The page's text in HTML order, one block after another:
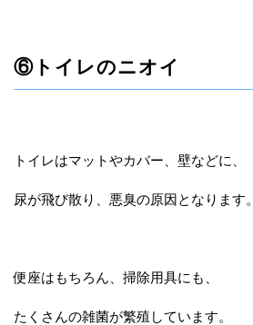
⑥トイレのニオイ
トイレはマットやカバー、壁などに、
尿が飛び散り、悪臭の原因となります。
便座はもちろん、掃除用具にも、
たくさんの雑菌が繁殖しています。